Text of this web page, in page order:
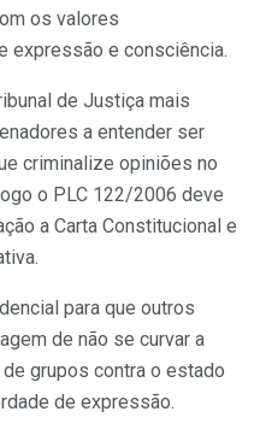
os valores
expressão e consciência.
de Justiça mais
a entender ser
criminalize opiniões no
o PLC 122/2006 deve
a Carta Constitucional e
para que outros
de não se curvar a
grupos contra o estado
de expressão.